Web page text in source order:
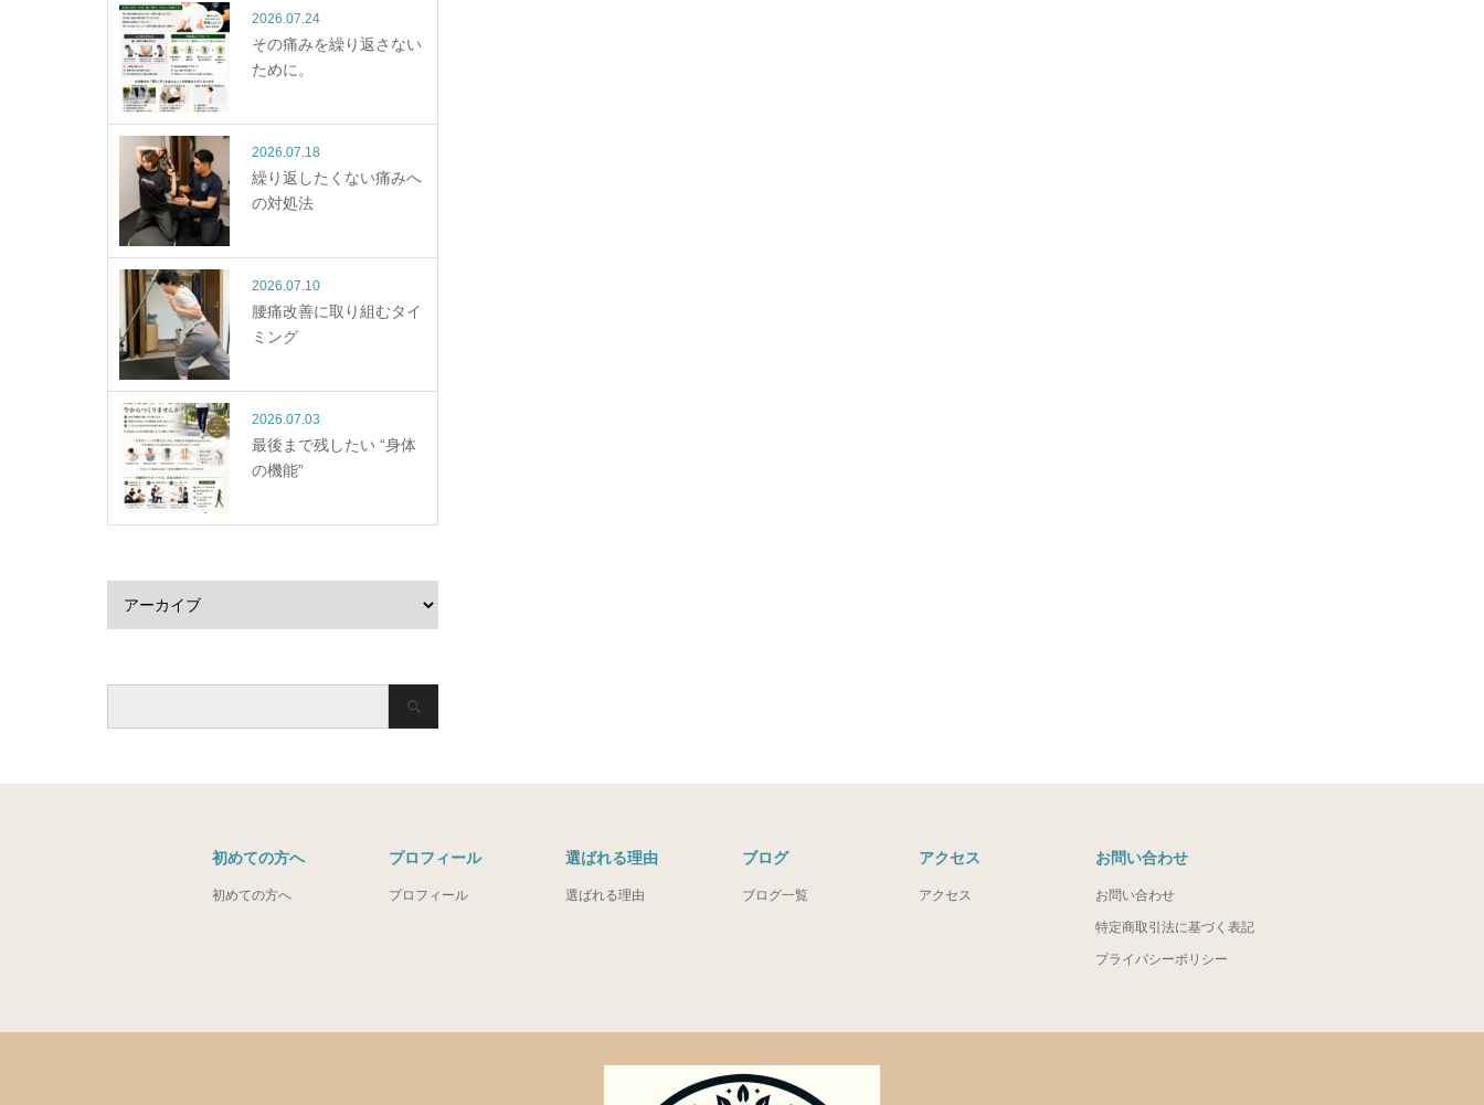
2026.07.24
その痛みを繰り返さない
ために。
2026.07.18
繰り返したくない痛みへ
の対処法
2026.07.10
腰痛改善に取り組むタイ
ミング
2026.07.03
最後まで残したい “身体
の機能”
初めての方へ
初めての方へ
プロフィール
プロフィール
選ばれる理由
選ばれる理由
ブログ
ブログ一覧
アクセス
アクセス
お問い合わせ
お問い合わせ
特定商取引法に基づく表記
プライバシーポリシー